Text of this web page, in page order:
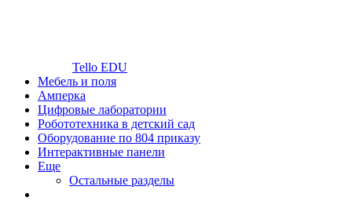
Tello EDU
Мебель и поля
Амперка
Цифровые лаборатории
Робототехника в детский сад
Оборудование по 804 приказу
Интерактивные панели
Еще
Остальные разделы